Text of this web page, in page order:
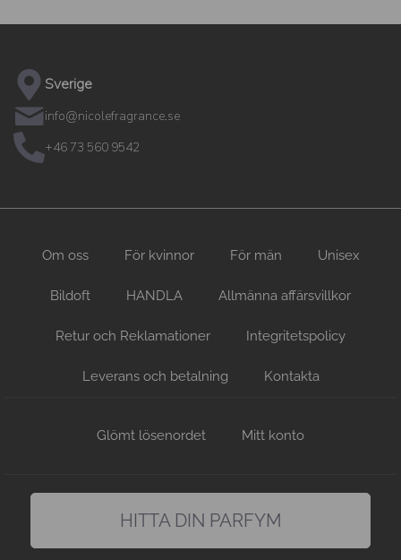
Sverige
info@nicolefragrance.se
+46 73 560 9542
Om oss För kvinnor För män Unisex
Bildoft HANDLA Allmänna affärsvillkor
Retur och Reklamationer Integritetspolicy
Leverans och betalning Kontakta
Glömt lösenordet Mitt konto
HITTA DIN PARFYM